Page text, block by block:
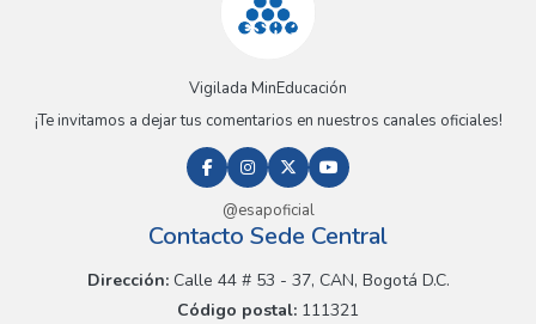
Vigilada MinEducación
¡Te invitamos a dejar tus comentarios en nuestros canales oficiales!
@esapoficial
Contacto Sede Central
Dirección:Calle 44 # 53 - 37, CAN, Bogotá D.C.
Código postal: 111321